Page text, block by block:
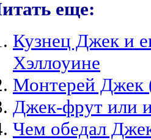
еще:
Кузнец Джек и
Хэллоуине
Монтерей Джек
Джек-фрут или
Чем обедал